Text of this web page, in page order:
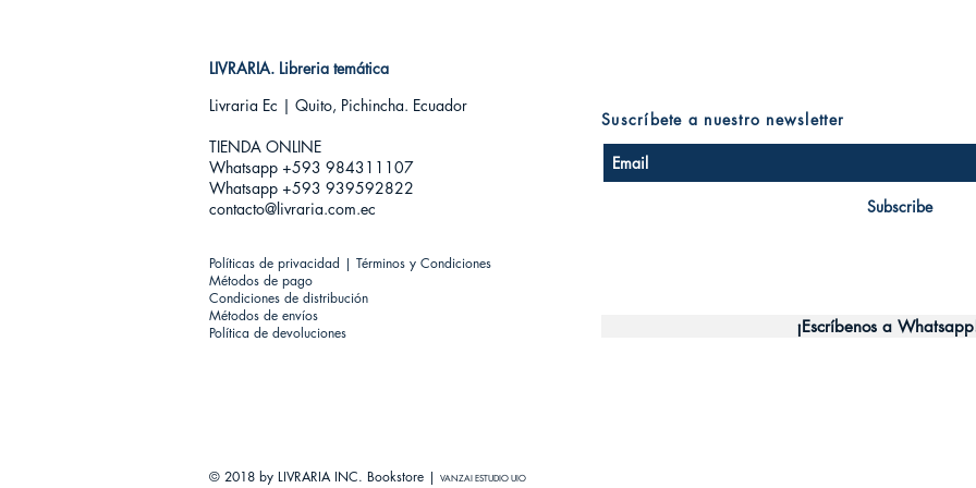
LIVRARIA. Libreria temática
Livraria Ec | Quito, Pichincha. Ecuador
TIENDA ONLINE​
Whatsapp +593 984311107
Whatsapp +593 939592822
contacto@livraria.com.ec
Políticas de privacidad | Términos y Condiciones
Métodos de pago
Condiciones de distribución
Métodos de envíos
Política de devoluciones
Subscribe
Suscríbete a nuestro newsletter
¡Escríbenos a
© 2018 by LIVRARIA INC. Bookstore | VANZAI ESTUDIO UIO